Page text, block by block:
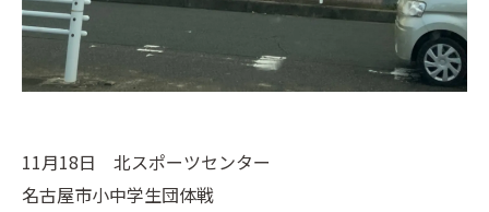
11月18日 北スポーツセンター
名古屋市小中学生団体戦